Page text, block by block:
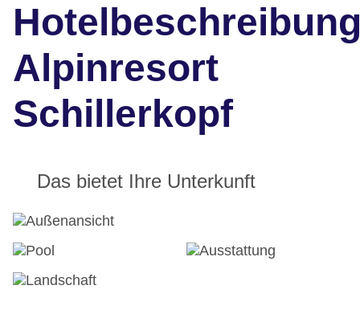
Alpinresort
Schillerkopf
Das bietet Ihre Unterkunft